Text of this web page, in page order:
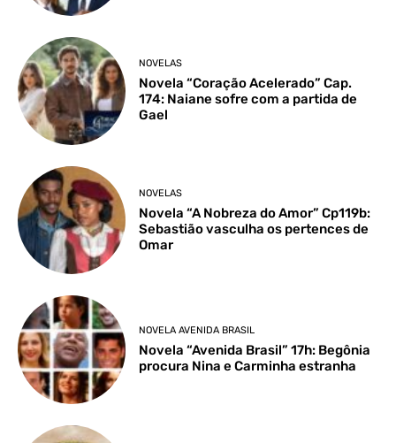
NOVELAS
Novela “Coração Acelerado” Cap.
174: Naiane sofre com a partida de
Gael
NOVELAS
Novela “A Nobreza do Amor” Cp119b:
Sebastião vasculha os pertences de
Omar
NOVELA AVENIDA BRASIL
Novela “Avenida Brasil” 17h: Begônia
procura Nina e Carminha estranha